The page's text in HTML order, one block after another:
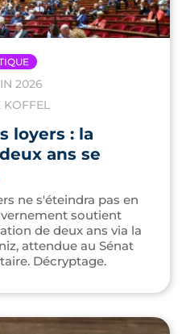
2026
KOFFEL
loyers : la
ans se
ne s'éteindra pas en
soutient
de deux ans via la
attendue au Sénat
Décryptage.